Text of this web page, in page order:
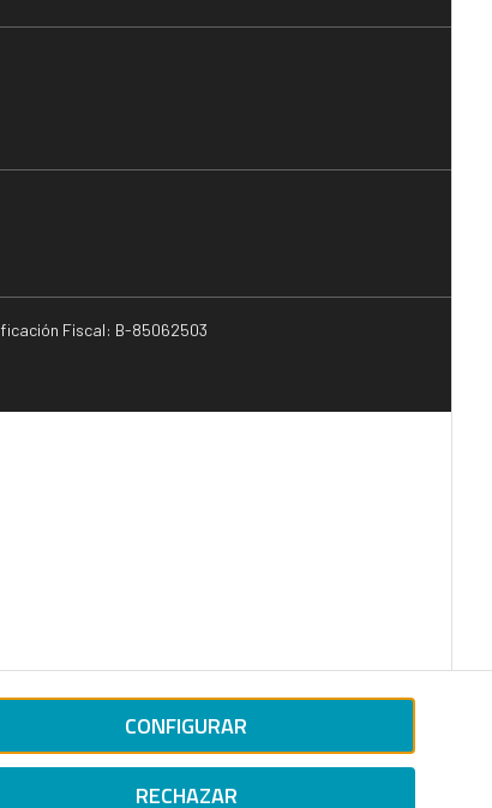
CONFIGURAR
RECHAZAR
Fiscal: B-85062503